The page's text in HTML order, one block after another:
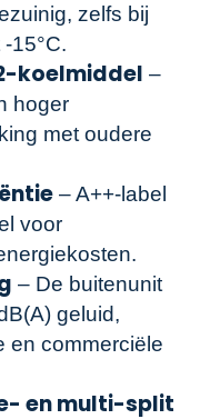
zelfs bij
15°C.
koelmiddel –
hoger
met oudere
– A++-label
voor
– De buitenunit
geluid,
en commerciële
en multi-split